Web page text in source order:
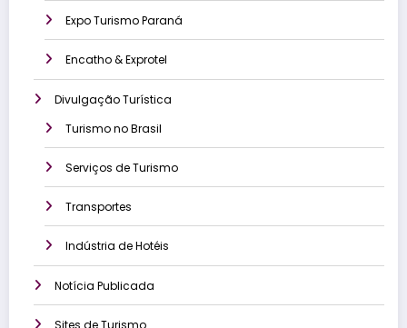
Expo Turismo Paraná
Encatho & Exprotel
Divulgação Turística
Turismo no Brasil
Serviços de Turismo
Transportes
Indústria de Hotéis
Notícia Publicada